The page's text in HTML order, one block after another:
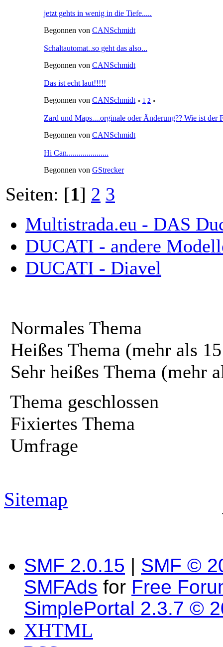
jetzt gehts in wenig in die Tiefe.....
Begonnen von CANSchmidt
Schaltautomat..so geht das also...
Begonnen von CANSchmidt
Das ist echt laut!!!!!
Begonnen von CANSchmidt « 1 2 »
Zard und Maps....orginale oder Änderung?? Wie ist der
Begonnen von CANSchmidt
Hi Can.....................
Begonnen von GStrecker
Seiten: [1] 2 3
Multistrada.eu - DAS
DUCATI - andere
DUCATI - Diavel
Normales Thema
Heißes Thema (mehr als
Sehr heißes Thema (mehr
Thema geschlossen
Fixiertes Thema
Umfrage
Sitemap
SMF 2.0.15 | SMF ©
SMFAds for Free
SimplePortal 2.3.7 ©
XHTML